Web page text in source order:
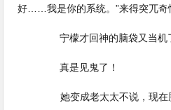
好……我是你的系统。”来得突兀奇
宁檬才回神的脑袋又当机
真是见鬼了！
她变成老太太不说，现在